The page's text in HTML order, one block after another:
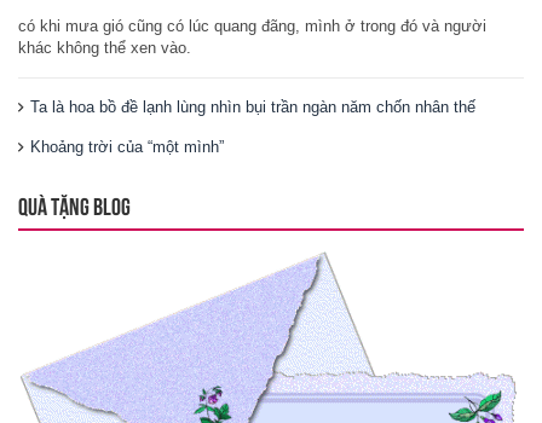
có khi mưa gió cũng có lúc quang đãng, mình ở trong đó và người
khác không thể xen vào.
Ta là hoa bồ đề lạnh lùng nhìn bụi trần ngàn năm chốn nhân thế
Khoảng trời của “một mình”
QUÀ TẶNG BLOG